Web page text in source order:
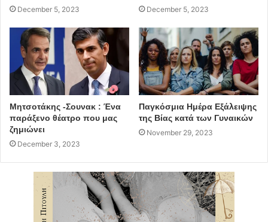
έγκριση μελέτης συγγνώμη
December 5, 2023 December 5, 2023
Μητσοτάκης -Σουνακ : Ένα
παράξενο θέατρο που μας
ζημιώνει
December 3, 2023
Παγκόσμια Ημέρα Εξάλειψης
της Βίας κατά των Γυναικών
November 29, 2023